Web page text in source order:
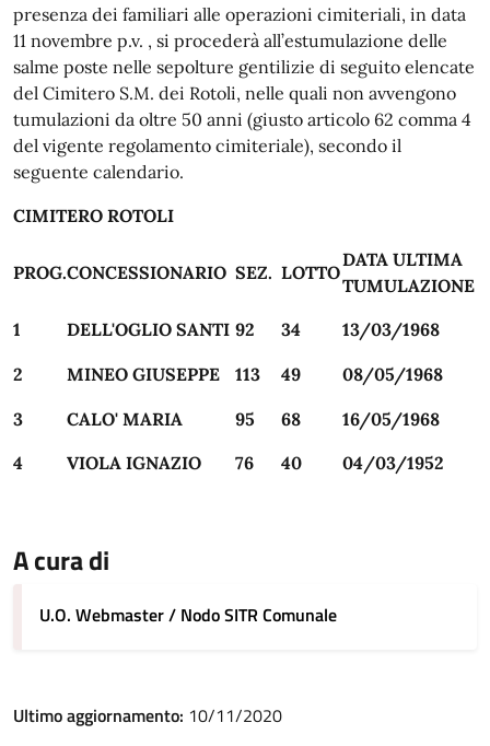
presenza dei familiari alle operazioni cimiteriali, in data
11 novembre p.v. , si procederà all’estumulazione delle
salme poste nelle sepolture gentilizie di seguito elencate
del Cimitero S.M. dei Rotoli, nelle quali non avvengono
tumulazioni da oltre 50 anni (giusto articolo 62 comma 4
del vigente regolamento cimiteriale), secondo il
seguente calendario.
CIMITERO ROTOLI
PROG.CONCESSIONARIO SEZ. LOTTO
DATA ULTIMA
TUMULAZIONE
1
DELL'OGLIO SANTI 92 34 13/03/1968
2 MINEO GIUSEPPE 113 49 08/05/1968
3 CALO' MARIA 95 68
16/05/1968
4
VIOLA IGNAZIO 76 40 04/03/1952
A cura di
U.O. Webmaster / Nodo SITR Comunale
Ultimo aggiornamento: 10/11/2020